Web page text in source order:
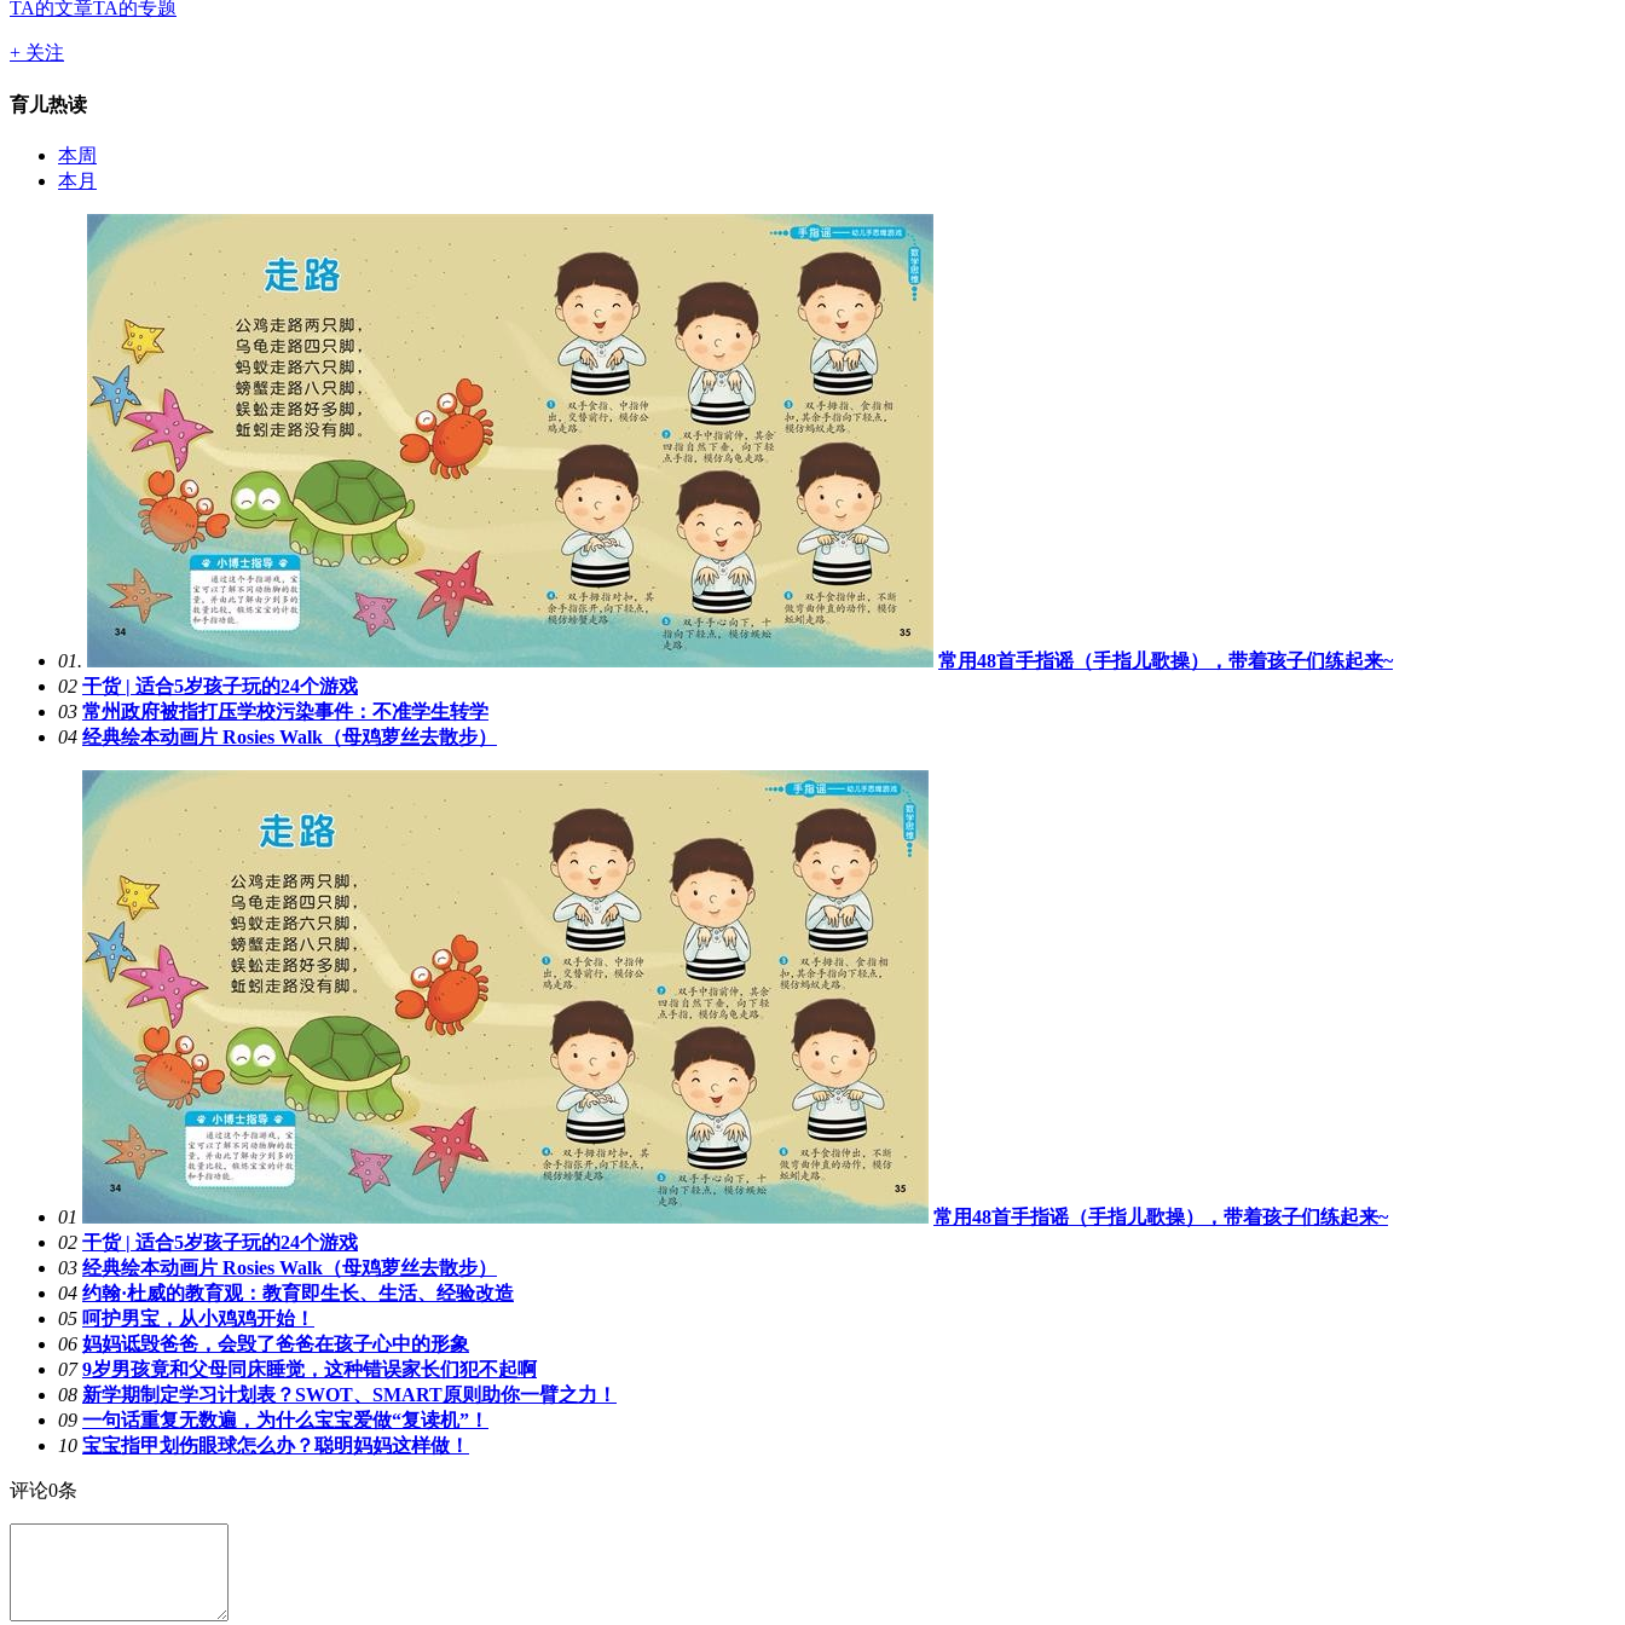
TA的文章TA的专题
+ 关注
育儿热读
本周
本月
01.
常用48首手指谣（手指儿歌操），带着孩子们练起来~
02 干货 | 适合5岁孩子玩的24个游戏
03 常州政府被指打压学校污染事件：不准学生转学
04 经典绘本动画片 Rosies Walk（母鸡萝丝去散步）
01
常用48首手指谣（手指儿歌操），带着孩子们练起来~
02 干货 | 适合5岁孩子玩的24个游戏
03 经典绘本动画片 Rosies Walk（母鸡萝丝去散步）
04 约翰·杜威的教育观：教育即生长、生活、经验改造
05 呵护男宝，从小鸡鸡开始！
06 妈妈诋毁爸爸，会毁了爸爸在孩子心中的形象
07 9岁男孩竟和父母同床睡觉，这种错误家长们犯不起啊
08 新学期制定学习计划表？SWOT、SMART原则助你一臂之力！
09 一句话重复无数遍，为什么宝宝爱做“复读机”！
10 宝宝指甲划伤眼球怎么办？聪明妈妈这样做！
评论0条